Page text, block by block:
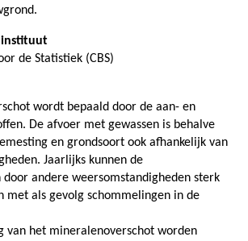
de Statistiek (CBS)
wordt bepaald door de aan- en
De afvoer met gewassen is behalve
en grondsoort ook afhankelijk van
Jaarlijks kunnen de
door andere weersomstandigheden sterk
met als gevolg schommelingen in de
van het mineralenoverschot worden